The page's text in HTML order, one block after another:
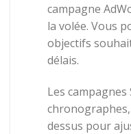
campagne
la volée. Vous
objectifs
délais.
Les campagnes
dessus pour